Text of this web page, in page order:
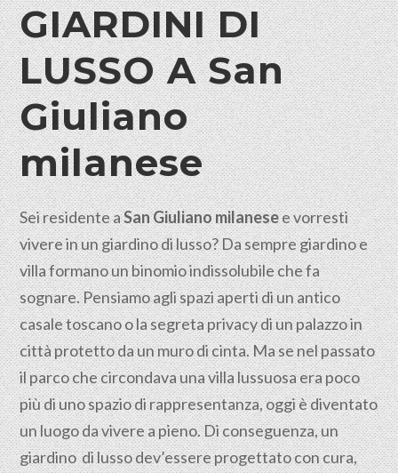
GIARDINI DI
LUSSO ASan
Giuliano
milanese
Sei residente aSan Giuliano milanesee vorresti
vivere in un giardino di lusso? Da sempre giardino e
villa formano un binomio indissolubile che fa
sognare. Pensiamo agli spazi aperti di un antico
casale toscano o la segreta privacy di un palazzo in
città protetto da un muro di cinta. Ma se nel passato
il parco che circondava una villa lussuosa era poco
più di uno spazio di rappresentanza, oggi è diventato
un luogo da vivere a pieno. Di conseguenza, un
giardino di lusso dev’essere progettato con cura,